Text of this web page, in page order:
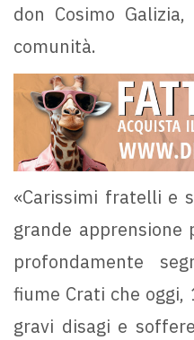
don Cosimo
comunità.
«Carissimi fratelli e
grande apprensione
profondamente
fiume Crati che
gravi disagi e